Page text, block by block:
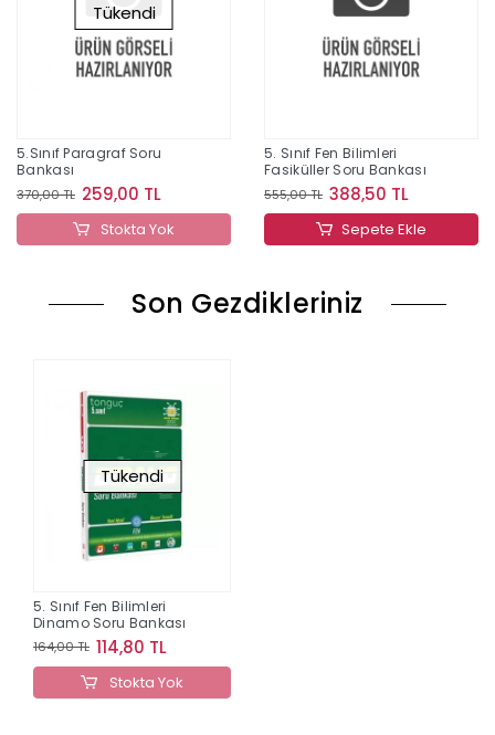
Tükendi
5.Sınıf Paragraf Soru
Bankası
370,00 TL 259,00 TL
Stokta Yok
5. Sınıf Fen Bilimleri
Fasiküller Soru Bankası
555,00 TL 388,50 TL
Sepete Ekle
Son Gezdikleriniz
Tükendi
5. Sınıf Fen Bilimleri
Dinamo Soru Bankası
164,00 TL 114,80 TL
Stokta Yok